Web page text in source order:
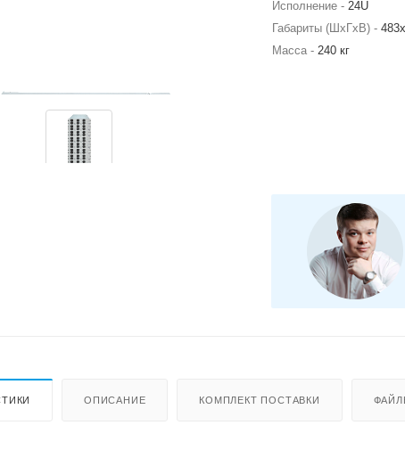
Исполнение - 24U
Габариты (ШхГхВ) -
Масса - 240 кг
ОПИСАНИЕ КОМПЛЕКТ ПОСТАВКИ